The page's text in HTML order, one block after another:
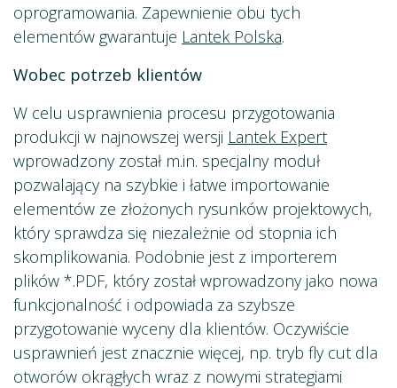
oprogramowania. Zapewnienie obu tych
elementów gwarantuje Lantek Polska.
Wobec potrzeb klientów
W celu usprawnienia procesu przygotowania
produkcji w najnowszej wersji Lantek Expert
wprowadzony został m.in. specjalny moduł
pozwalający na szybkie i łatwe importowanie
elementów ze złożonych rysunków projektowych,
który sprawdza się niezależnie od stopnia ich
skomplikowania. Podobnie jest z importerem
plików *.PDF, który został wprowadzony jako nowa
funkcjonalność i odpowiada za szybsze
przygotowanie wyceny dla klientów. Oczywiście
usprawnień jest znacznie więcej, np. tryb fly cut dla
otworów okrągłych wraz z nowymi strategiami